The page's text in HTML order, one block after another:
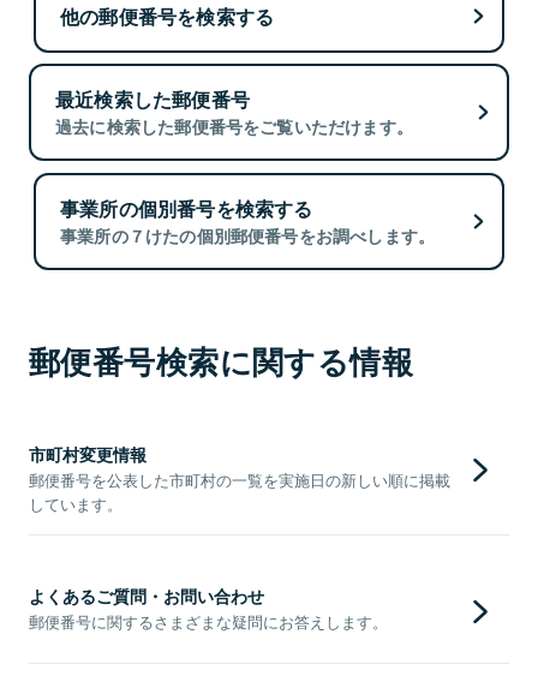
他の郵便番号を検索する
最近検索した郵便番号
過去に検索した郵便番号をご覧いただけます。
事業所の個別番号を検索する
事業所の７けたの個別郵便番号をお調べします。
郵便番号検索に関する情報
市町村変更情報
郵便番号を公表した市町村の一覧を実施日の新しい順に掲載
しています。
よくあるご質問・お問い合わせ
郵便番号に関するさまざまな疑問にお答えします。